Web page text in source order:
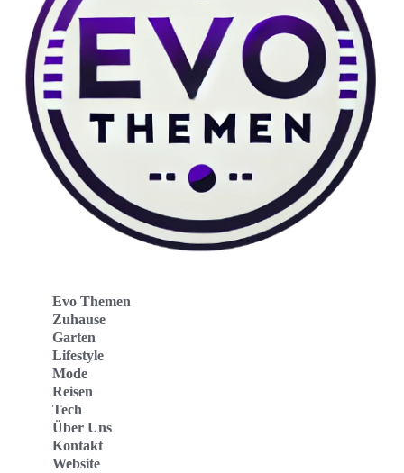
Evo Themen
Zuhause
Garten
Lifestyle
Mode
Reisen
Tech
Über Uns
Kontakt
Website